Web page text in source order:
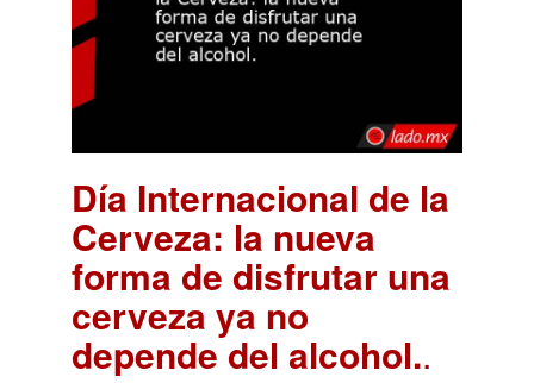
Día Internacional de la
Cerveza: la nueva
forma de disfrutar una
cerveza ya no
depende del alcohol..